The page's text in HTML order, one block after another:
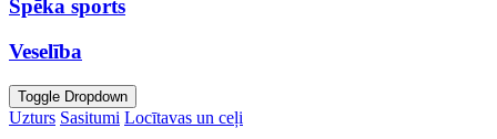
Spēka sports
Veselība
Toggle Dropdown
Uzturs Sasitumi Locītavas un ceļi